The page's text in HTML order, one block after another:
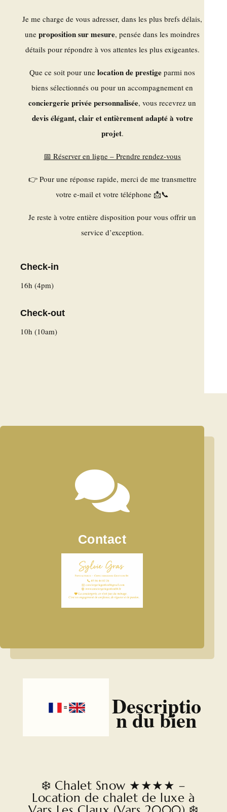
Je me charge de vous adresser, dans les plus brefs délais,
uneproposition sur mesure, pensée dans les moindres
détails pour répondre à vos attentes les plus exigeantes.
Que ce soit pour unelocation de prestige parmi nos
biens sélectionnés ou pour un accompagnement en
conciergerie privée personnalisée, vous recevrez un
devis élégant, clair et entièrement adapté à votre
projet.
📅 Réserver en ligne – Prendre rendez-vous
👉 Pour une réponse rapide, merci de me transmettre
votre e-mail et votre téléphone 📩📞
Je reste à votre entière disposition pour vous offrir un
service d’exception.
Check-in
16h (4pm)
Check-out
10h (10am)

Contact
Descriptio
n du bien
❄️ Chalet Snow ★★★★ –
Location de chalet de luxe à